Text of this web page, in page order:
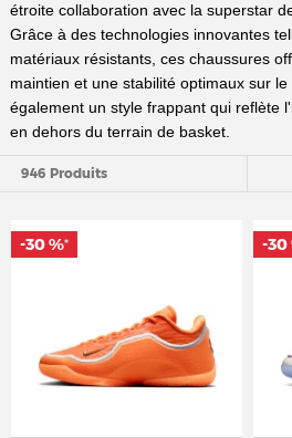
étroite collaboration avec la superstar
Grâce à des technologies innovantes
matériaux résistants, ces chaussures
maintien et une stabilité optimaux sur
également un style frappant qui reflète
en dehors du terrain de basket.
946 Produits
-30 %* -30